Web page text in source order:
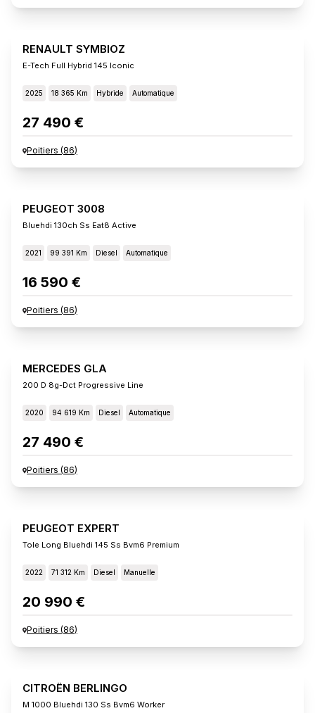
RENAULT SYMBIOZ
E-Tech Full Hybrid 145 Iconic
2025 18 365 Km Hybride Automatique
27 490 €
Poitiers (86)
PEUGEOT 3008
Bluehdi 130ch Ss Eat8 Active
2021 99 391 Km Diesel Automatique
16 590 €
Poitiers (86)
MERCEDES GLA
200 D 8g-Dct Progressive Line
2020 94 619 Km Diesel Automatique
27 490 €
Poitiers (86)
PEUGEOT EXPERT
Tole Long Bluehdi 145 Ss Bvm6 Premium
2022 71 312 Km Diesel Manuelle
20 990 €
Poitiers (86)
CITROËN BERLINGO
M 1000 Bluehdi 130 Ss Bvm6 Worker